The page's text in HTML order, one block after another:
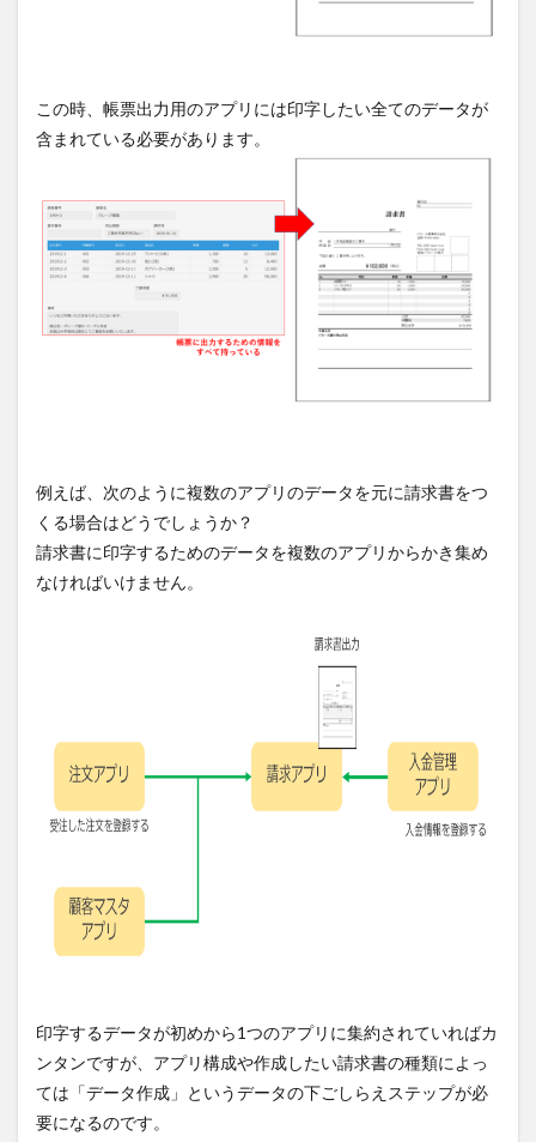
この時、帳票出力用のアプリには印字したい全てのデータが
含まれている必要があります。
例えば、次のように複数のアプリのデータを元に請求書をつ
くる場合はどうでしょうか？
請求書に印字するためのデータを複数のアプリからかき集め
なければいけません。
印字するデータが初めから1つのアプリに集約されていればカ
ンタンですが、アプリ構成や作成したい請求書の種類によっ
ては「データ作成」というデータの下ごしらえステップが必
要になるのです。